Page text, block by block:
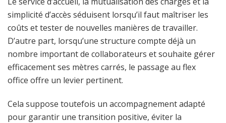
simplicité d’accès séduisent lorsqu’il faut maîtriser les
coûts et tester de nouvelles manières de travailler.
D’autre part, lorsqu’une structure compte déjà un
nombre important de collaborateurs et souhaite gérer
efficacement ses mètres carrés, le passage au flex
office offre un levier pertinent.
Cela suppose toutefois un accompagnement adapté
pour garantir une transition positive, éviter la